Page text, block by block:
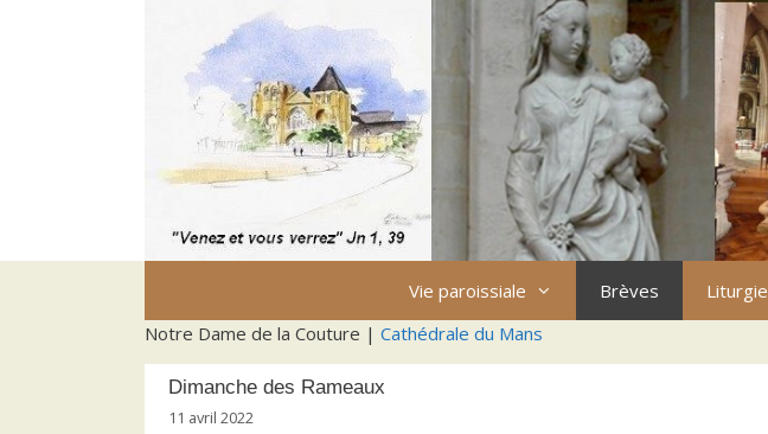
Vie paroissiale Brèves Liturgie
Notre Dame de la Couture | Cathédrale du Mans
Dimanche des Rameaux
11 avril 2022